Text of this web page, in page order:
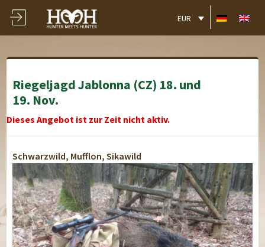
EUR
Riegeljagd Jablonna (CZ) 18. und
19. Nov.
Dieses Angebot ist zur Zeit nicht aktiv.
Schwarzwild, Mufflon, Sikawild